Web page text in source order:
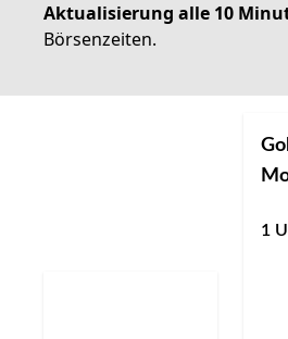
Aktualisierung alle 10
Börsenzeiten.
1